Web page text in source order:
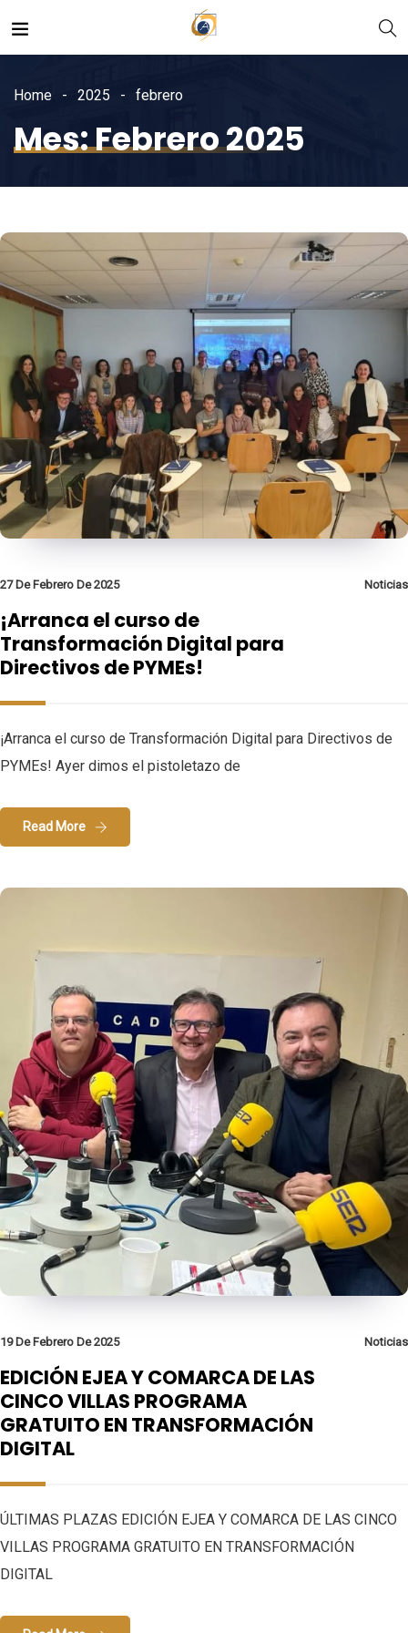
Home 2025 febrero
Mes:Febrero 2025
27 De Febrero De 2025 Noticias
¡Arranca el curso de
Transformación Digital para
Directivos de PYMEs!
¡Arranca el curso de Transformación Digital para Directivos de
PYMEs! Ayer dimos el pistoletazo de
Read More
19 De Febrero De 2025 Noticias
EDICIÓN EJEA Y COMARCA DE LAS
CINCO VILLAS PROGRAMA
GRATUITO EN TRANSFORMACIÓN
DIGITAL
ÚLTIMAS PLAZAS EDICIÓN EJEA Y COMARCA DE LAS CINCO
VILLAS PROGRAMA GRATUITO EN TRANSFORMACIÓN
DIGITAL